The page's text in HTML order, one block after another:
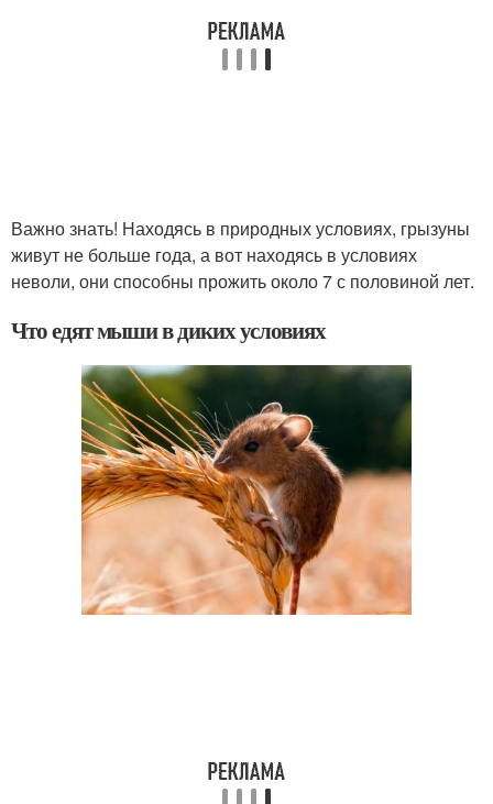
Важно знать! Находясь в природных условиях, грызуны
живут не больше года, а вот находясь в условиях
неволи, они способны прожить около 7 с половиной лет.
Что едят мыши в диких условиях